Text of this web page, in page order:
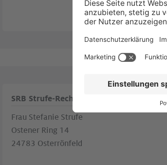
SRB Strufe-Rechnungswesen-Buchhaltung
Frau Stefanie Strufe
Ostener Ring 14
24783 Osterrönfeld